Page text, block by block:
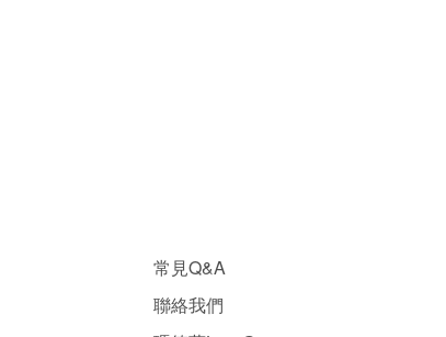
常見Q&A
聯絡我們